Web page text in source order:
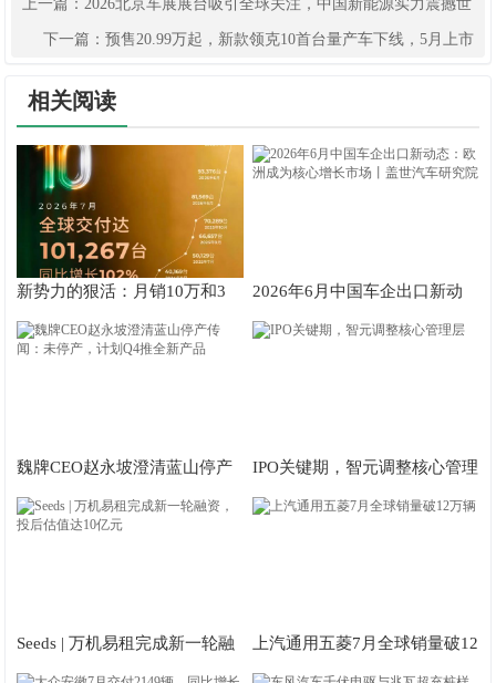
上一篇：2026北京车展展台吸引全球关注，中国新能源实力震撼世
下一篇： 预售20.99万起，新款领克10首台量产车下线，5月上市
相关阅读
新势力的狠活：月销10万和3
万，差距在哪？
2026年6月中国车企出口新动
态：欧洲成为核心增长市场丨
盖世汽车研究院
魏牌CEO赵永坡澄清蓝山停产
传闻：未停产，计划Q4推全新
产品
IPO关键期，智元调整核心管理
层
Seeds | 万机易租完成新一轮融
资，投后估值达10亿元
上汽通用五菱7月全球销量破12
万辆